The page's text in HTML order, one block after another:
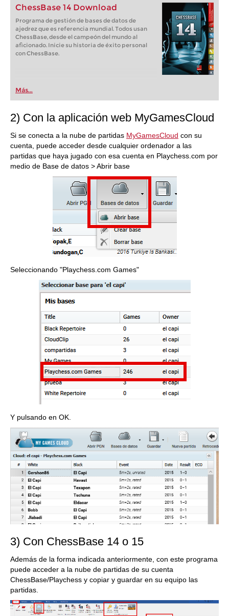
ChessBase 14 Download
Programa de gestión de bases de datos de
ajedrez que es referencia mundial. Todos usan
ChessBase, desde el campeón del mundo al
aficionado. Inicie su historia de éxito personal
con ChessBase.
Más...
2) Con la aplicación web MyGamesCloud
Si se conecta a la nube de partidas MyGamesCloud con su
cuenta, puede acceder desde cualquier ordenador a las
partidas que haya jugado con esa cuenta en Playchess.com por
medio de Base de datos > Abrir base
Seleccionando "Playchess.com Games"
Y pulsando en OK.
3) Con ChessBase 14 o 15
Además de la forma indicada anteriormente, con este programa
puede acceder a la nube de partidas de su cuenta
ChessBase/Playchess y copiar y guardar en su equipo las
partidas.